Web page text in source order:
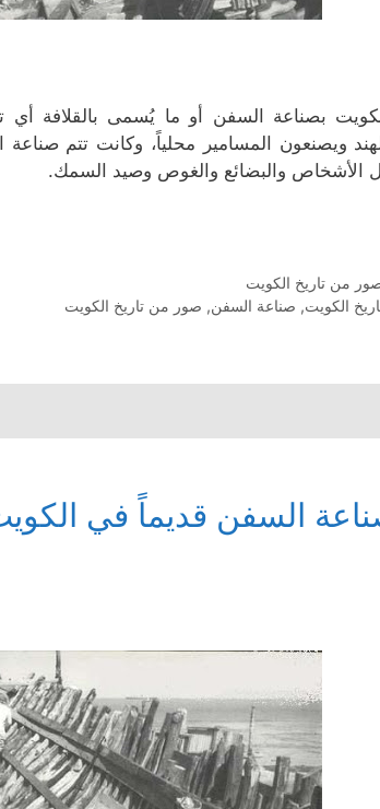
بصناعة السفن أو ما يُسمى بالقلافة أي
ويصنعون المسامير محلياً، وكانت تتم
الأشخاص والبضائع والغوص وصيد السمك.
من تاريخ الكويت
الكويت, صناعة السفن, صور من تاريخ الكويت
السفن قديماً في